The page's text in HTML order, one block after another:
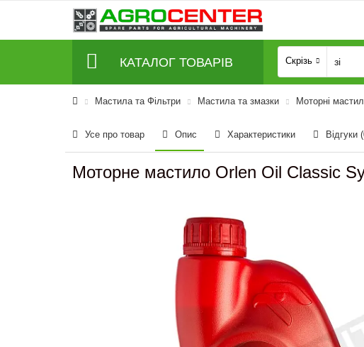
КАТАЛОГ ТОВАРІВ Скрізь
Мастила та Фільтри Мастила та змазки Моторні
Усе про товар Опис Характеристики Відгуки
Моторне мастило Orlen Oil Classic